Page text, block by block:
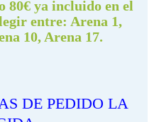
80€ ya incluido en el
entre: Arena 1,
10, Arena 17.
DE PEDIDO LA